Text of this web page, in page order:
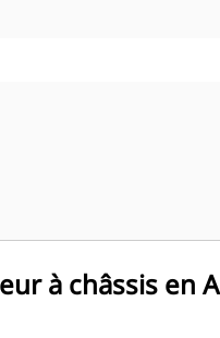
à châssis en A